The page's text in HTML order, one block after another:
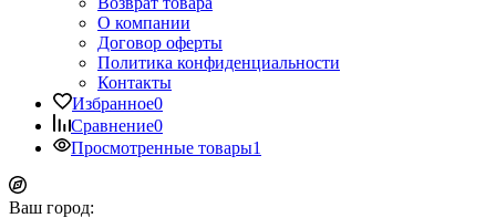
О компании
Договор оферты
Политика конфиденциальности
Контакты
Избранное0
Сравнение0
Просмотренные товары1
Ваш город: